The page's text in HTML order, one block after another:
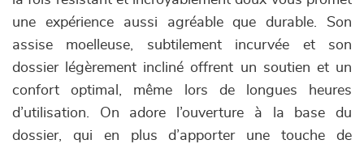
une expérience aussi agréable que durable. Son
assise moelleuse, subtilement incurvée et son
dossier légèrement incliné offrent un soutien et un
confort optimal, même lors de longues heures
d’utilisation. On adore l’ouverture à la base du
dossier, qui en plus d’apporter une touche de